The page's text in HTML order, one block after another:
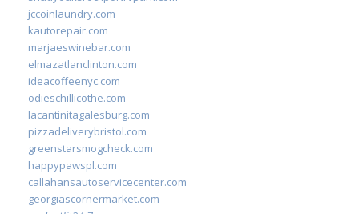
jccoinlaundry.com
kautorepair.com
marjaeswinebar.com
elmazatlanclinton.com
ideacoffeenyc.com
odieschillicothe.com
lacantinitagalesburg.com
pizzadeliverybristol.com
greenstarsmogcheck.com
happypawspl.com
callahansautoservicecenter.com
georgiascornermarket.com